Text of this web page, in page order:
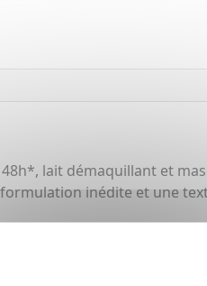
lait démaquillant et
inédite et une